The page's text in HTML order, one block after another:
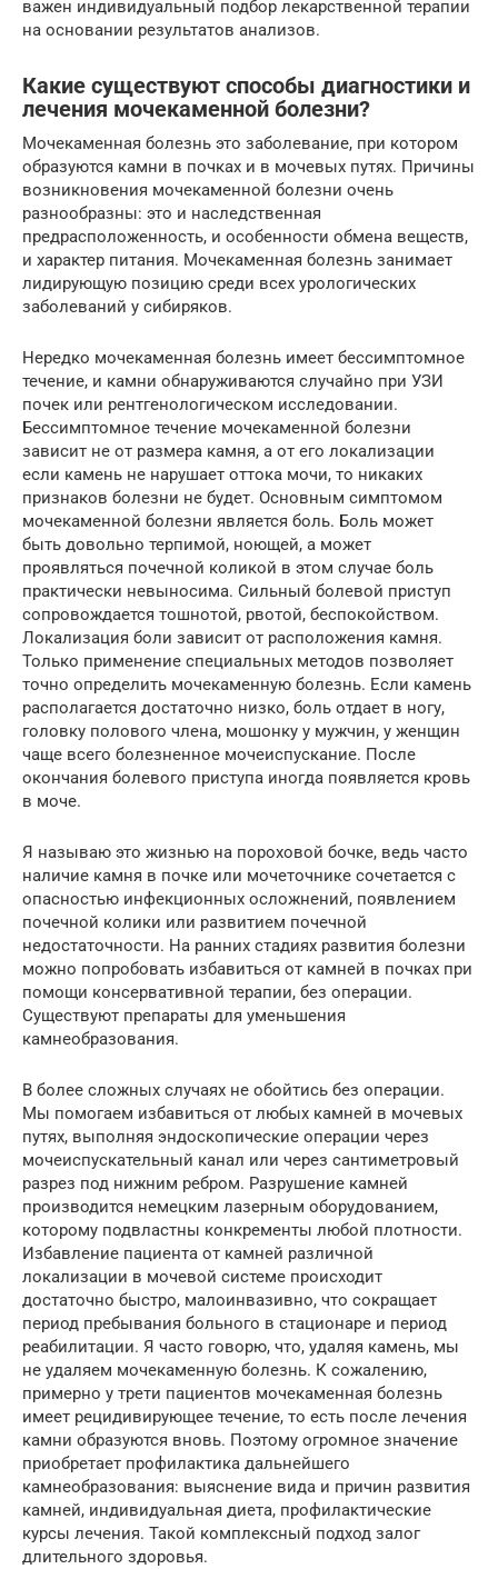
важен индивидуальный подбор лекарственной терапии
на основании результатов анализов.
Какие существуют способы диагностики и
лечения мочекаменной болезни?
Мочекаменная болезнь это заболевание, при котором
образуются камни в почках и в мочевых путях. Причины
возникновения мочекаменной болезни очень
разнообразны: это и наследственная
предрасположенность, и особенности обмена веществ,
и характер питания. Мочекаменная болезнь занимает
лидирующую позицию среди всех урологических
заболеваний у сибиряков.
Нередко мочекаменная болезнь имеет бессимптомное
течение, и камни обнаруживаются случайно при УЗИ
почек или рентгенологическом исследовании.
Бессимптомное течение мочекаменной болезни
зависит не от размера камня, а от его локализации
если камень не нарушает оттока мочи, то никаких
признаков болезни не будет. Основным симптомом
мочекаменной болезни является боль. Боль может
быть довольно терпимой, ноющей, а может
проявляться почечной коликой в этом случае боль
практически невыносима. Сильный болевой приступ
сопровождается тошнотой, рвотой, беспокойством.
Локализация боли зависит от расположения камня.
Только применение специальных методов позволяет
точно определить мочекаменную болезнь. Если камень
располагается достаточно низко, боль отдает в ногу,
головку полового члена, мошонку у мужчин, у женщин
чаще всего болезненное мочеиспускание. После
окончания болевого приступа иногда появляется кровь
в моче.
Я называю это жизнью на пороховой бочке, ведь часто
наличие камня в почке или мочеточнике сочетается с
опасностью инфекционных осложнений, появлением
почечной колики или развитием почечной
недостаточности. На ранних стадиях развития болезни
можно попробовать избавиться от камней в почках при
помощи консервативной терапии, без операции.
Существуют препараты для уменьшения
камнеобразования.
В более сложных случаях не обойтись без операции.
Мы помогаем избавиться от любых камней в мочевых
путях, выполняя эндоскопические операции через
мочеиспускательный канал или через сантиметровый
разрез под нижним ребром. Разрушение камней
производится немецким лазерным оборудованием,
которому подвластны конкременты любой плотности.
Избавление пациента от камней различной
локализации в мочевой системе происходит
достаточно быстро, малоинвазивно, что сокращает
период пребывания больного в стационаре и период
реабилитации. Я часто говорю, что, удаляя камень, мы
не удаляем мочекаменную болезнь. К сожалению,
примерно у трети пациентов мочекаменная болезнь
имеет рецидивирующее течение, то есть после лечения
камни образуются вновь. Поэтому огромное значение
приобретает профилактика дальнейшего
камнеобразования: выяснение вида и причин развития
камней, индивидуальная диета, профилактические
курсы лечения. Такой комплексный подход залог
длительного здоровья.